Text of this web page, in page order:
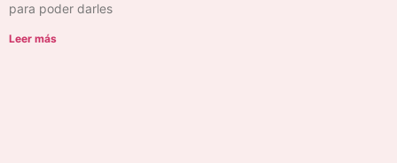
para poder darles
Leer más